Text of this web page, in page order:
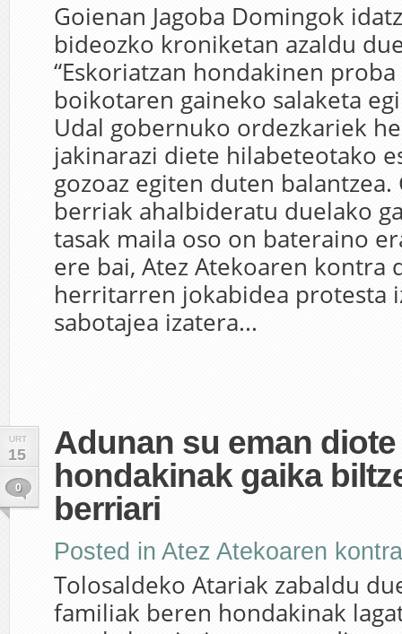
Goienan Jagoba Domingok
bideozko kroniketan azaldu
“Eskoriatzan hondakinen
boikotaren gaineko salaketa
Udal gobernuko ordezkariek
jakinarazi diete hilabeteotako
gozoaz egiten duten balantzea.
berriak ahalbideratu duelako
tasak maila oso on bateraino
ere bai, Atez Atekoaren kontra
herritarren jokabidea protesta
sabotajea izatera...
URT
15
0
Adunan su eman diote
hondakinak gaika
berriari
Posted in Atez Atekoaren kontra
Tolosaldeko Atariak zabaldu
familiak beren hondakinak